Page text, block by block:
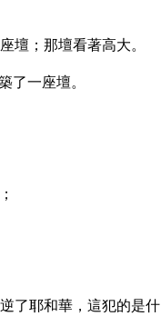
；那壇看著高大。
一座壇。
了耶和華，這犯的是什